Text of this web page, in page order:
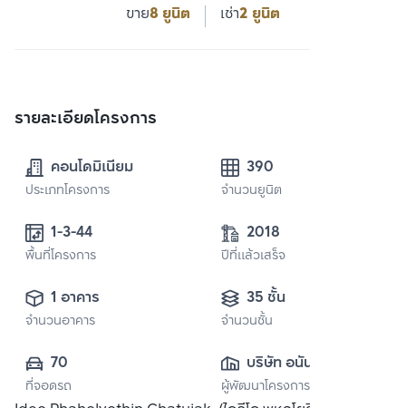
ขาย8 ยูนิต เช่า2 ยูนิต
รายละเอียดโครงการ
คอนโดมิเนียม
ประเภทโครงการ
390
จำนวนยูนิต
1-3-44
พื้นที่โครงการ
2018
ปีที่แล้วเสร็จ
1 อาคาร
จำนวนอาคาร
35 ชั้น
จำนวนชั้น
70
ที่จอดรถ
บริษัท อนันดา ดี
เวลลอปเมนท์ จำกัด
ผู้พัฒนาโครงการ